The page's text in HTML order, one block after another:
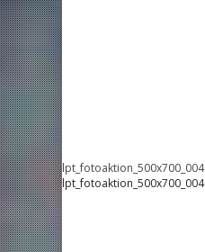
lpt_fotoaktion_500x700_004
lpt_fotoaktion_500x700_004